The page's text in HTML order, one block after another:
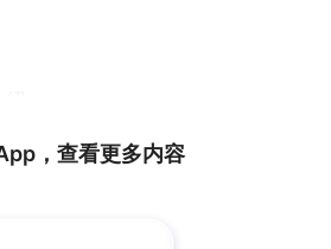
，查看更多内容